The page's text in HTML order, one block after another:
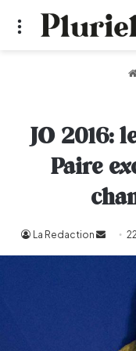
Menu
JO 2016:
Paire
La Redaction
un